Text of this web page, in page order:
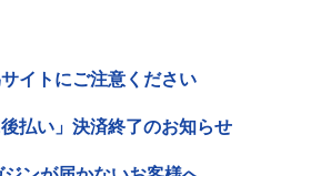
イトにご注意ください
払い」決済終了のお知らせ